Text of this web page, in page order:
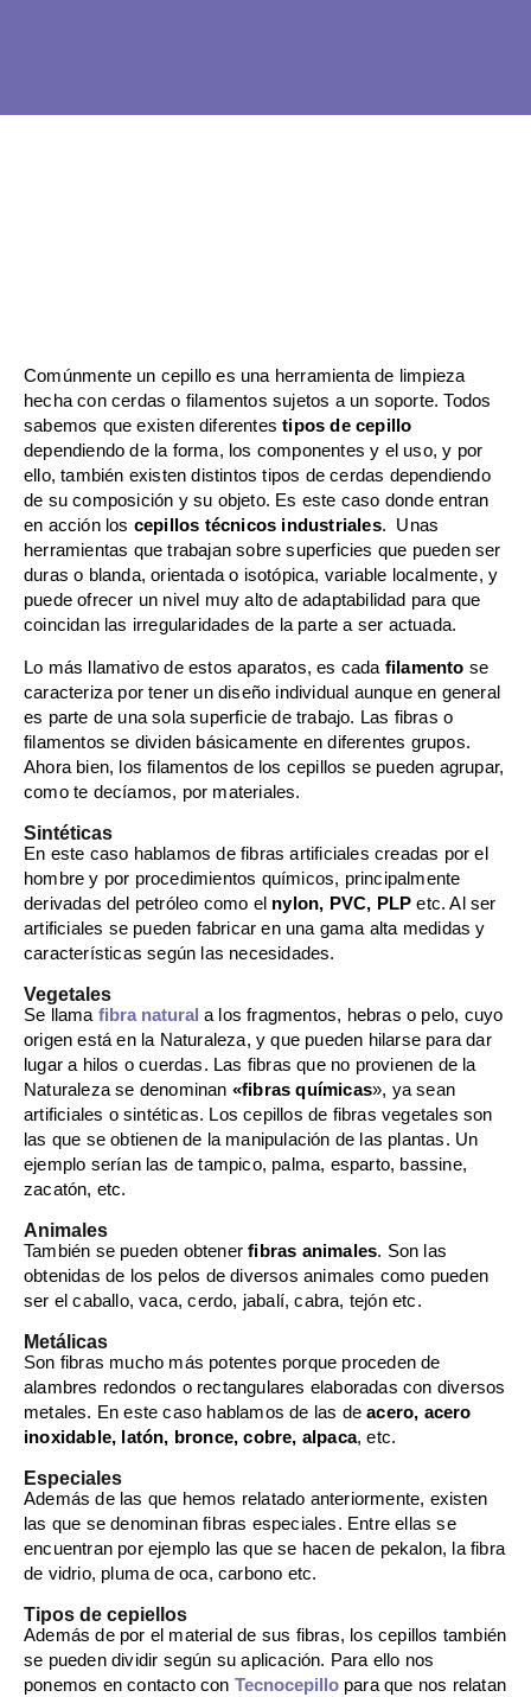
Comúnmente un cepillo es una herramienta de limpieza
hecha con cerdas o filamentos sujetos a un soporte. Todos
sabemos que existen diferentes tipos de cepillo
dependiendo de la forma, los componentes y el uso, y por
ello, también existen distintos tipos de cerdas dependiendo
de su composición y su objeto. Es este caso donde entran
en acción los cepillos técnicos industriales. Unas
herramientas que trabajan sobre superficies que pueden ser
duras o blanda, orientada o isotópica, variable localmente, y
puede ofrecer un nivel muy alto de adaptabilidad para que
coincidan las irregularidades de la parte a ser actuada.
Lo más llamativo de estos aparatos, es cada filamento se
caracteriza por tener un diseño individual aunque en general
es parte de una sola superficie de trabajo. Las fibras o
filamentos se dividen básicamente en diferentes grupos.
Ahora bien, los filamentos de los cepillos se pueden agrupar,
como te decíamos, por materiales.
Sintéticas
En este caso hablamos de fibras artificiales creadas por el
hombre y por procedimientos químicos, principalmente
derivadas del petróleo como el nylon, PVC, PLP etc. Al ser
artificiales se pueden fabricar en una gama alta medidas y
características según las necesidades.
Vegetales
Se llama fibra natural a los fragmentos, hebras o pelo, cuyo
origen está en la Naturaleza, y que pueden hilarse para dar
lugar a hilos o cuerdas. Las fibras que no provienen de la
Naturaleza se denominan «fibras químicas», ya sean
artificiales o sintéticas. Los cepillos de fibras vegetales son
las que se obtienen de la manipulación de las plantas. Un
ejemplo serían las de tampico, palma, esparto, bassine,
zacatón, etc.
Animales
También se pueden obtenerfibras animales. Son las
obtenidas de los pelos de diversos animales como pueden
ser el caballo, vaca, cerdo, jabalí, cabra, tejón etc.
Metálicas
Son fibras mucho más potentes porque proceden de
alambres redondos o rectangulares elaboradas con diversos
metales. En este caso hablamos de las deacero, acero
inoxidable, latón, bronce, cobre, alpaca, etc.
Especiales
Además de las que hemos relatado anteriormente, existen
las que se denominan fibras especiales. Entre ellas se
encuentran por ejemplo las que se hacen de pekalon, la fibra
de vidrio, pluma de oca, carbono etc.
Tipos de cepiellos
Además de por el material de sus fibras, los cepillos también
se pueden dividir según su aplicación. Para ello nos
ponemos en contacto con Tecnocepillopara que nos relatan